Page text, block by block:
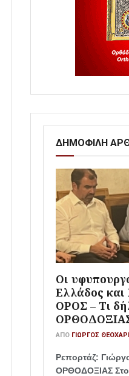
ΔΗΜΟΦΙΛΗ
Οι
Ελλάδος και
ΟΡΟΣ – Τι
ΑΠΌ ΓΙΏΡΓΟΣ
Ρεπορτάζ:
ΟΡΘΟΔΟΞΙΑΣ Στο